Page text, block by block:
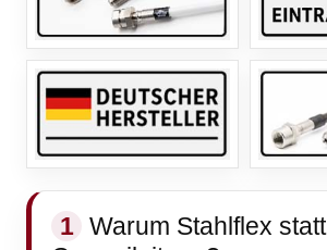
1 Warum Stahlflex statt